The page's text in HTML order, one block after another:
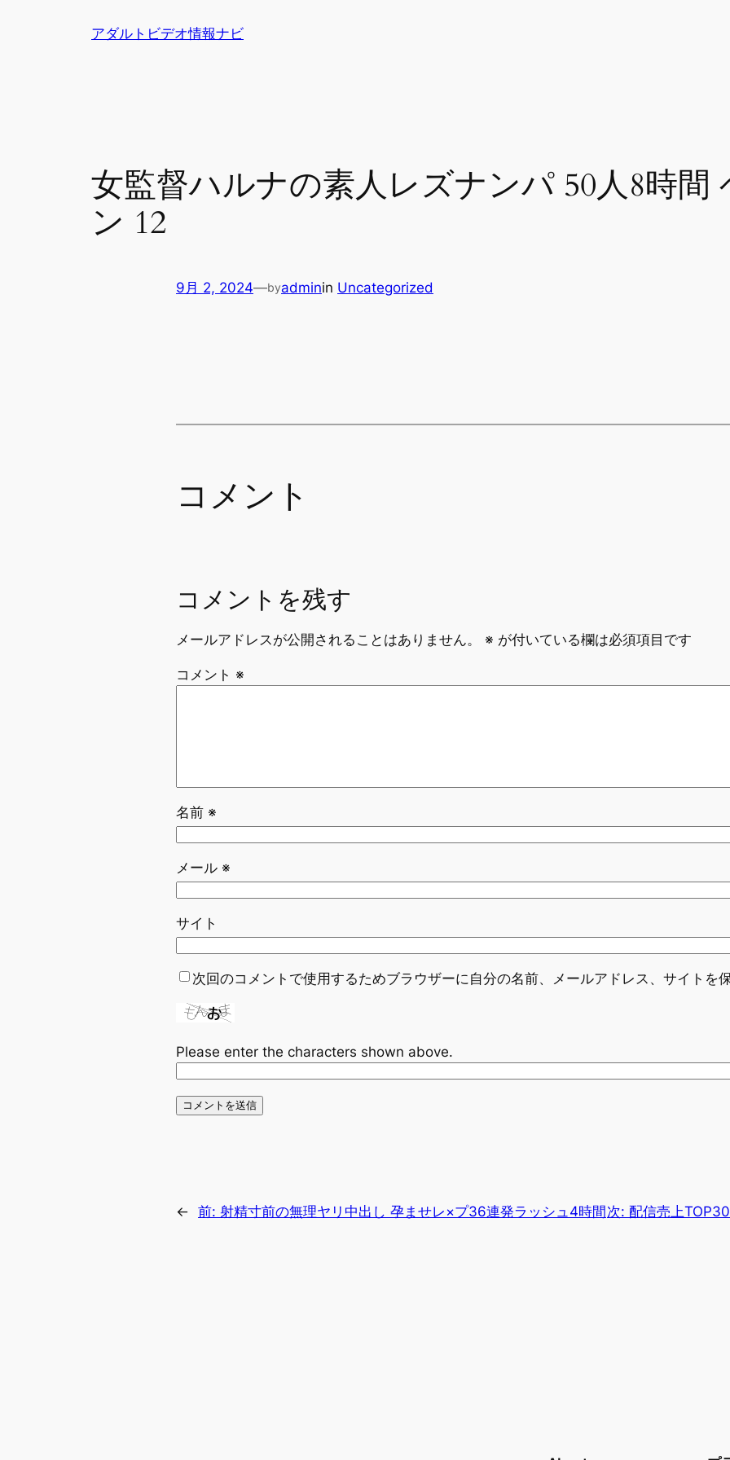
アダルトビデオ情報ナビ
女監督ハルナの素人レズナンパ 50人8時間
ン 12
9月 2, 2024—byadminin Uncategorized
コメント
コメントを残す
メールアドレスが公開されることはありません。 ※ が付いている欄は必須項目です
コメント ※
名前 ※
メール ※
サイト
次回のコメントで使用するためブラウザーに自分の名前、メールアドレス、サイトを保
Please enter the characters shown above.
← 前: 射精寸前の無理ヤリ中出し 孕ませレ×プ36連発ラッシュ4時間次: 配信売上